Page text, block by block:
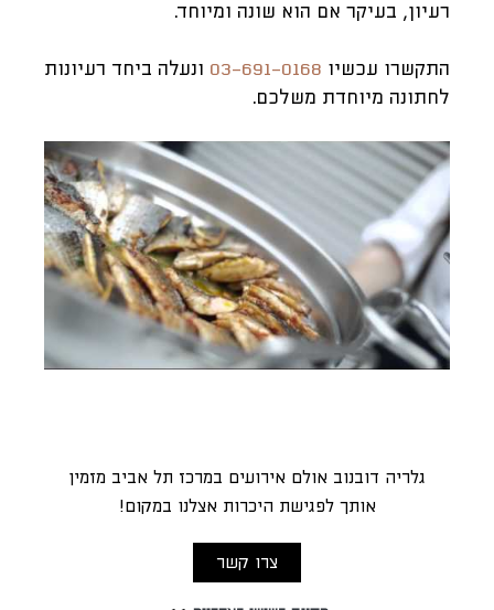
רעיון, בעיקר אם הוא שונה ומיוחד.
התקשרו עכשיו 03-691-0168 ונעלה ביחד רעיונות
לחתונה מיוחדת משלכם.
גלריה דובנוב אולם אירועים במרכז תל אביב מזמין
אותך לפגישת היכרות אצלנו במקום!
צרו קשר